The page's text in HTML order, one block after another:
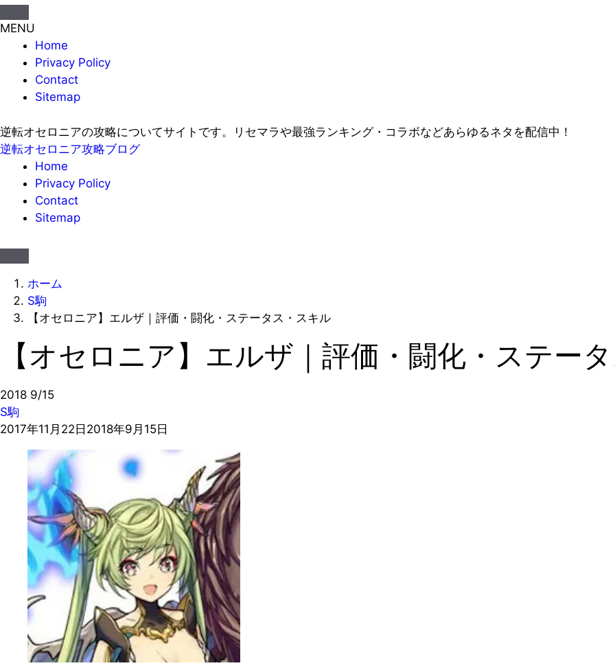
MENU
Home
Privacy Policy
Contact
Sitemap
逆転オセロニアの攻略についてサイトです。リセマラや最強ランキング・コラボなどあらゆるネタを配信中！
逆転オセロニア攻略ブログ
Home
Privacy Policy
Contact
Sitemap
ホーム
S駒
【オセロニア】エルザ｜評価・闘化・ステータス・スキル
【オセロニア】エルザ｜評価・闘化・ステー
2018 9/15
S駒
2017年11月22日 2018年9月15日